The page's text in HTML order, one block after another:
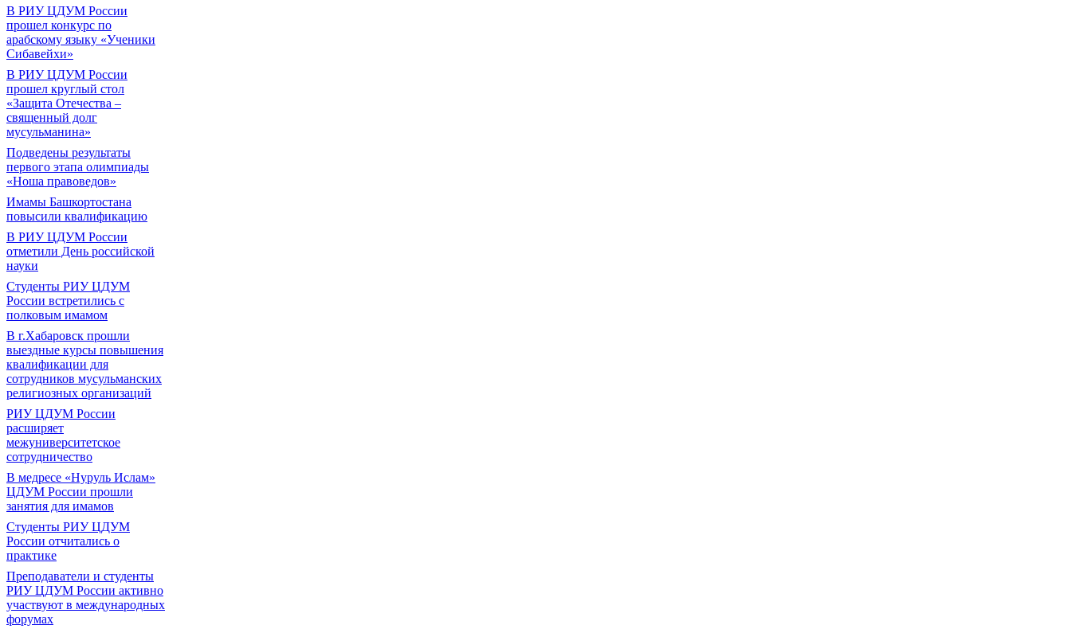
В РИУ ЦДУМ России
прошел конкурс по
арабскому языку «Ученики
Сибавейхи»
В РИУ ЦДУМ России
прошел круглый стол
«Защита Отечества –
священный долг
мусульманина»
Подведены результаты
первого этапа олимпиады
«Ноша правоведов»
Имамы Башкортостана
повысили квалификацию
В РИУ ЦДУМ России
отметили День российской
науки
Студенты РИУ ЦДУМ
России встретились с
полковым имамом
В г.Хабаровск прошли
выездные курсы повышения
квалификации для
сотрудников мусульманских
религиозных организаций
РИУ ЦДУМ России
расширяет
межуниверситетское
сотрудничество
В медресе «Нуруль Ислам»
ЦДУМ России прошли
занятия для имамов
Студенты РИУ ЦДУМ
России отчитались о
практике
Преподаватели и студенты
РИУ ЦДУМ России активно
участвуют в международных
форумах